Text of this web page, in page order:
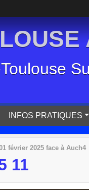
INFOS PRATIQUES
février 2025 face à Auch4
11